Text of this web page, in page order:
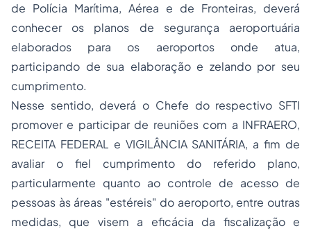
de Polícia Marítima, Aérea e de Fronteiras, deverá
conhecer os planos de segurança aeroportuária
elaborados para os aeroportos onde atua,
participando de sua elaboração e zelando por seu
cumprimento.
Nesse sentido, deverá o Chefe do respectivo SFTI
promover e participar de reuniões com a INFRAERO,
RECEITA FEDERAL e VIGILÂNCIA SANITÁRIA, a fim de
avaliar o fiel cumprimento do referido plano,
particularmente quanto ao controle de acesso de
pessoas às áreas "estéreis" do aeroporto, entre outras
medidas, que visem a eficácia da fiscalização e